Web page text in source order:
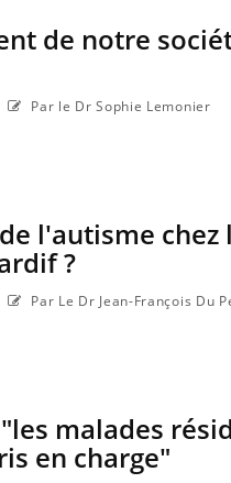
de notre
Par le Dr Sophie Lemonier
l'autisme
?
Par Le Dr Jean-François Du
malades
en charge"